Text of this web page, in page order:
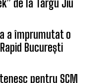
participă la
de la Târgu Jiu
a împrumutat o
București